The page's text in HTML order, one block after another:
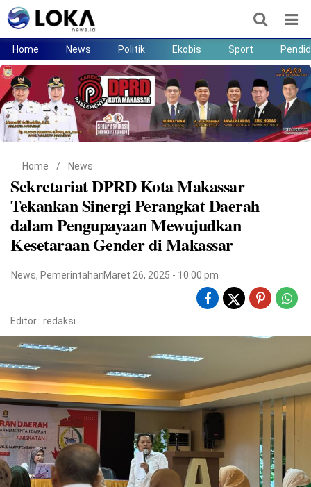
Home News
Ekobis
Sport Pendidikan
Lifestyle
©
Copyright
Loka
News
-
All
right
Home News Politik Ekobis Sport
Home / News
Sekretariat DPRD Kota Makassar
Tekankan Sinergi Perangkat Daerah
dalam Pengupayaan Mewujudkan
Kesetaraan Gender di Makassar
News, PemerintahanMaret 26, 2025 - 10:00 pm
Editor : redaksi